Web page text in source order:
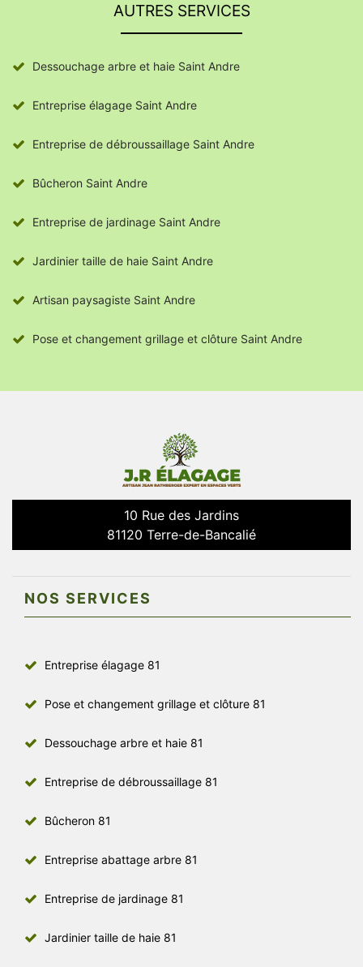
AUTRES SERVICES
Dessouchage arbre et haie Saint Andre
Entreprise élagage Saint Andre
Entreprise de débroussaillage Saint Andre
Bûcheron Saint Andre
Entreprise de jardinage Saint Andre
Jardinier taille de haie Saint Andre
Artisan paysagiste Saint Andre
Pose et changement grillage et clôture Saint Andre
10 Rue des Jardins
81120 Terre-de-Bancalié
NOS SERVICES
Entreprise élagage 81
Pose et changement grillage et clôture 81
Dessouchage arbre et haie 81
Entreprise de débroussaillage 81
Bûcheron 81
Entreprise abattage arbre 81
Entreprise de jardinage 81
Jardinier taille de haie 81